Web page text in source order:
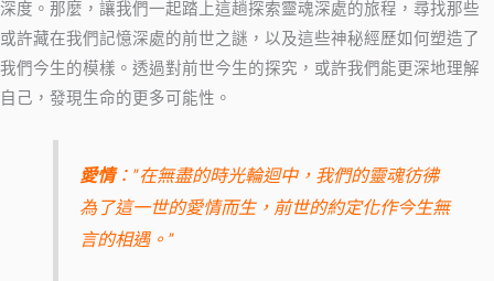
深度。那麼，讓我們一起踏上這趟探索靈魂深處的旅程，尋找那些
或許藏在我們記憶深處的前世之謎，以及這些神秘經歷如何塑造了
我們今生的模樣。透過對前世今生的探究，或許我們能更深地理解
自己，發現生命的更多可能性。
愛情：”在無盡的時光輪迴中，我們的靈魂彷彿
為了這一世的愛情而生，前世的約定化作今生無
言的相遇。”